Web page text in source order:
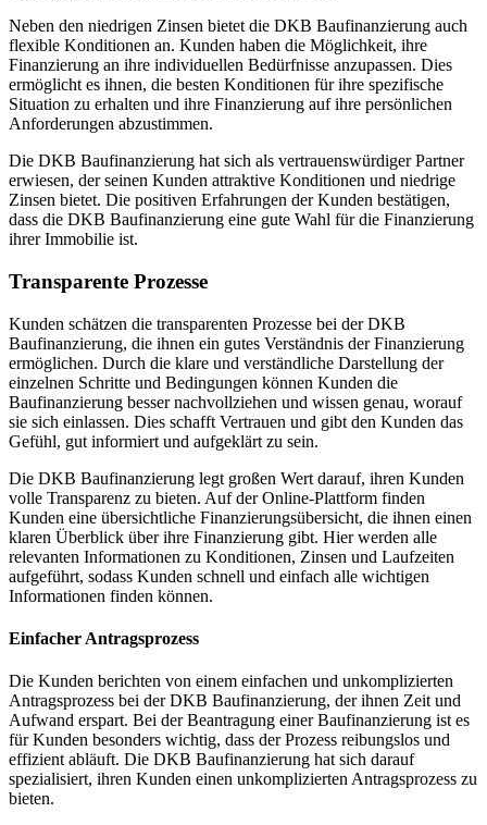
Neben den niedrigen Zinsen bietet die DKB Baufinanzierung auch
flexible Konditionen an. Kunden haben die Möglichkeit, ihre
Finanzierung an ihre individuellen Bedürfnisse anzupassen. Dies
ermöglicht es ihnen, die besten Konditionen für ihre spezifische
Situation zu erhalten und ihre Finanzierung auf ihre persönlichen
Anforderungen abzustimmen.
Die DKB Baufinanzierung hat sich als vertrauenswürdiger Partner
erwiesen, der seinen Kunden attraktive Konditionen und niedrige
Zinsen bietet. Die positiven Erfahrungen der Kunden bestätigen,
dass die DKB Baufinanzierung eine gute Wahl für die Finanzierung
ihrer Immobilie ist.
Transparente Prozesse
Kunden schätzen die transparenten Prozesse bei der DKB
Baufinanzierung, die ihnen ein gutes Verständnis der Finanzierung
ermöglichen. Durch die klare und verständliche Darstellung der
einzelnen Schritte und Bedingungen können Kunden die
Baufinanzierung besser nachvollziehen und wissen genau, worauf
sie sich einlassen. Dies schafft Vertrauen und gibt den Kunden das
Gefühl, gut informiert und aufgeklärt zu sein.
Die DKB Baufinanzierung legt großen Wert darauf, ihren Kunden
volle Transparenz zu bieten. Auf der Online-Plattform finden
Kunden eine übersichtliche Finanzierungsübersicht, die ihnen einen
klaren Überblick über ihre Finanzierung gibt. Hier werden alle
relevanten Informationen zu Konditionen, Zinsen und Laufzeiten
aufgeführt, sodass Kunden schnell und einfach alle wichtigen
Informationen finden können.
Einfacher Antragsprozess
Die Kunden berichten von einem einfachen und unkomplizierten
Antragsprozess bei der DKB Baufinanzierung, der ihnen Zeit und
Aufwand erspart. Bei der Beantragung einer Baufinanzierung ist es
für Kunden besonders wichtig, dass der Prozess reibungslos und
effizient abläuft. Die DKB Baufinanzierung hat sich darauf
spezialisiert, ihren Kunden einen unkomplizierten Antragsprozess zu
bieten.